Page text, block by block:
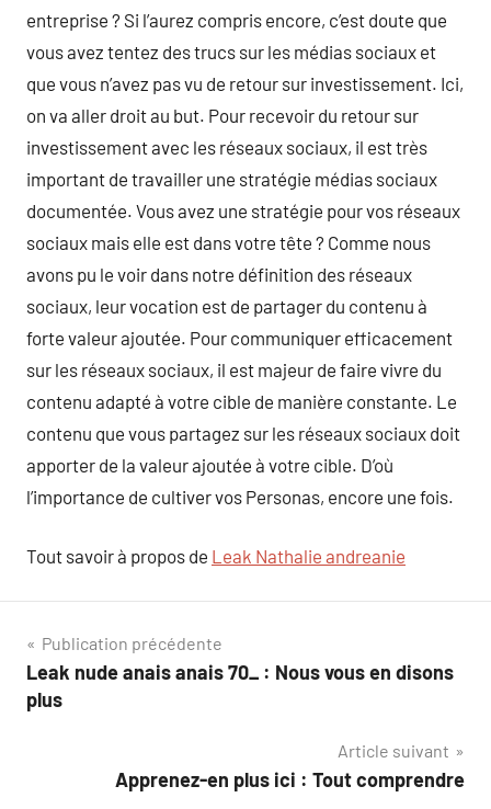
entreprise ? Si l’aurez compris encore, c’est doute que
vous avez tentez des trucs sur les médias sociaux et
que vous n’avez pas vu de retour sur investissement. Ici,
on va aller droit au but. Pour recevoir du retour sur
investissement avec les réseaux sociaux, il est très
important de travailler une stratégie médias sociaux
documentée. Vous avez une stratégie pour vos réseaux
sociaux mais elle est dans votre tête ? Comme nous
avons pu le voir dans notre définition des réseaux
sociaux, leur vocation est de partager du contenu à
forte valeur ajoutée. Pour communiquer efficacement
sur les réseaux sociaux, il est majeur de faire vivre du
contenu adapté à votre cible de manière constante. Le
contenu que vous partagez sur les réseaux sociaux doit
apporter de la valeur ajoutée à votre cible. D’où
l’importance de cultiver vos Personas, encore une fois.
Tout savoir à propos de Leak Nathalie andreanie
Navigation
de
Publication précédente
Leak nude anais anais 70_ : Nous vous en disons
plus
Article suivant
Apprenez-en plus ici : Tout comprendre